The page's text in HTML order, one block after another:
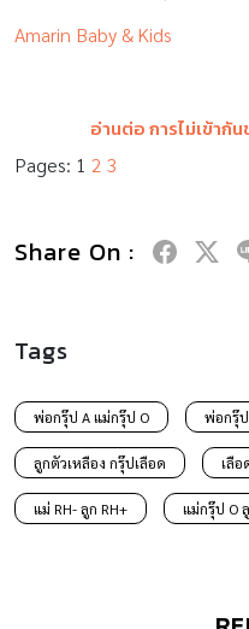
Amarin Baby & Kids
อ่านต่อ การไม่เข้ากั
Pages: 1 2 3
Share On :
Tags
พ่อกรุ๊ป A แม่กรุ๊ป O พ่อกรุ๊
ลูกตัวเหลือง กรุ๊ปเลือด เลือ
แม่ RH- ลูก RH+ แม่กรุ๊ป O